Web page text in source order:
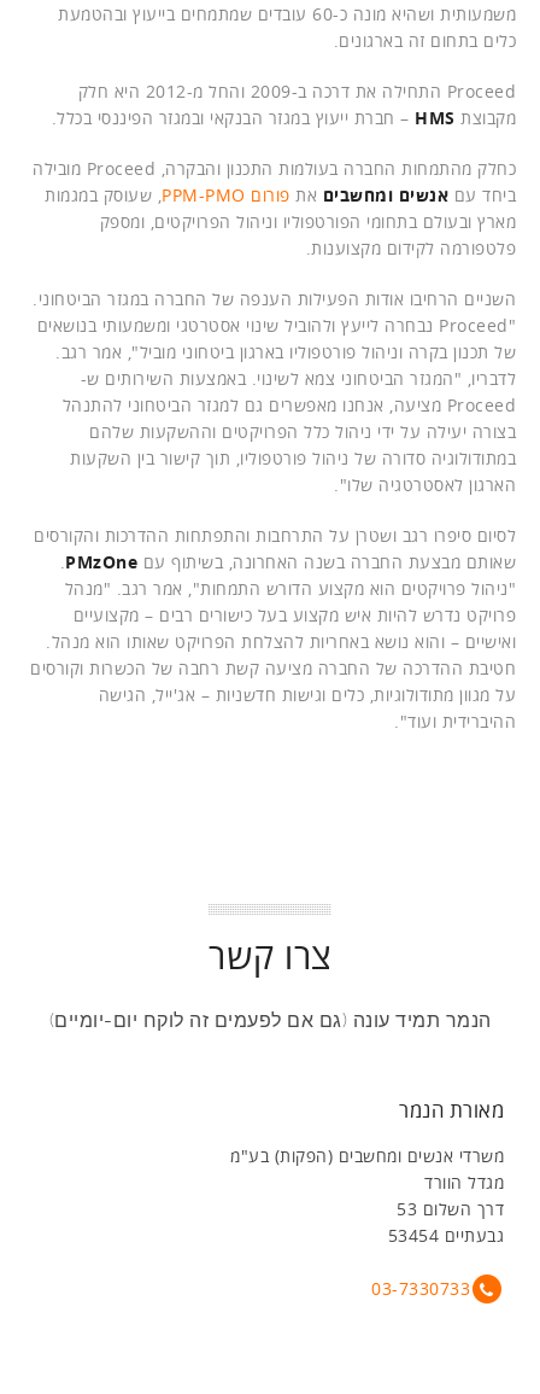
משמעותית ושהיא מונה כ-60 עובדים שמתמחים בייעוץ ובהטמעת
כלים בתחום זה בארגונים.
Proceed התחילה את דרכה ב-2009 והחל מ-2012 היא חלק
מקבוצת HMS – חברת ייעוץ במגזר הבנקאי ובמגזר הפיננסי בכלל.
כחלק מהתמחות החברה בעולמות התכנון והבקרה, Proceed מובילה
ביחד עם אנשים ומחשבים את פורום PPM-PMO
, שעוסק במגמות
מארץ ובעולם בתחומי הפורטפוליו וניהול הפרויקטים, ומספק
פלטפורמה לקידום מקצוענות.
השניים הרחיבו אודות הפעילות הענפה של החברה במגזר הביטחוני.
"Proceed נבחרה לייעץ ולהוביל שינוי אסטרטגי ומשמעותי בנושאים
של תכנון בקרה וניהול פורטפוליו בארגון ביטחוני מוביל", אמר רגב.
לדבריו, "המגזר הביטחוני צמא לשינוי. באמצעות השירותים ש-
Proceed מציעה, אנחנו מאפשרים גם למגזר הביטחוני להתנהל
בצורה יעילה על ידי ניהול כלל הפרויקטים וההשקעות שלהם
במתודולוגיה סדורה של ניהול פורטפוליו, תוך קישור בין השקעות
הארגון לאסטרטגיה שלו".
לסיום סיפרו רגב ושטרן על התרחבות והתפתחות ההדרכות והקורסים
שאותם מבצעת החברה בשנה האחרונה, בשיתוף עם PMzOne
.
"ניהול פרויקטים הוא מקצוע הדורש התמחות", אמר רגב. "מנהל
פרויקט נדרש להיות איש מקצוע בעל כישורים רבים – מקצועיים
ואישיים – והוא נושא באחריות להצלחת הפרויקט שאותו הוא מנהל.
חטיבת ההדרכה של החברה מציעה קשת רחבה של הכשרות וקורסים
על מגוון מתודולוגיות, כלים וגישות חדשניות – אג'ייל, הגישה
ההיברידית ועוד".
צרו קשר
הנמר תמיד עונה (גם אם לפעמים זה לוקח יום-יומיים)
מאורת הנמר
משרדי אנשים ומחשבים (הפקות) בע"מ
מגדל הוורד
דרך השלום 53
גבעתיים 53454
03-7330733